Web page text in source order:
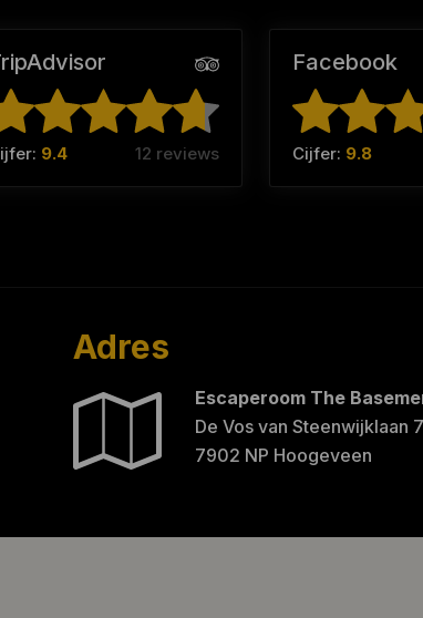
9.4 12 reviews
Facebook
Cijfer: 9.8
Adres
Escaperoom The
De Vos van Steenwijklaan
7902 NP Hoogeveen